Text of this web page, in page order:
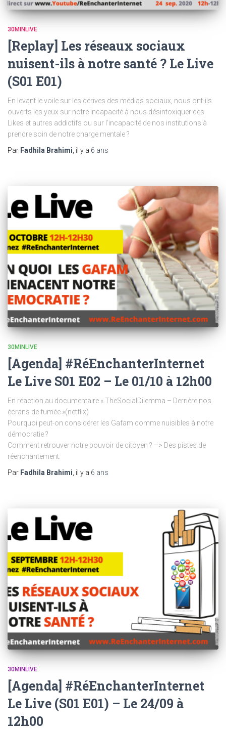
30MINLIVE
[Replay] Les réseaux sociaux
nuisent-ils à notre santé ? Le Live
(S01 E01)
En levant le voile sur les dérives des médias sociaux, nous ont-ils
ouverts les yeux sur notre incapacité à nous désintoxiquer des
Likes et autres addictifs ou sur l’incapacité de nos institutions à
prendre soin de notre charge mentale ?
Par Fadhila Brahimi, il y a 6 ans
30MINLIVE
[Agenda] #RéEnchanterInternet
Le Live S01 E02 – Le 01/10 à 12h00
En réaction au documentaire « TheSocialDilemma – Derrière nos
écrans de fumée »(netflix)
Pourquoi peut-on considérer les Gafam comme nuisibles à notre
démocratie ?
Comment retrouver notre pouvoir de citoyen ? –> Des pistes de
réenchantement.
Par Fadhila Brahimi , il y a 6 ans
30MINLIVE
[Agenda] #RéEnchanterInternet
Le Live (S01 E01) – Le 24/09 à
12h00